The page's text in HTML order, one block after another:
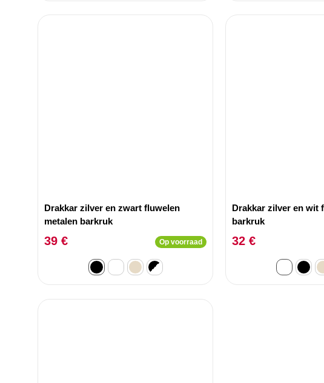
Drakkar zilver en zwart fluwelen
metalen barkruk
39 € Op voorraad
Drakkar zilver en wit
barkruk
32 €